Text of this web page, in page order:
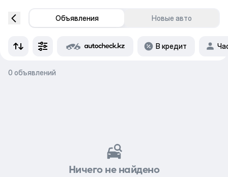
Объявления Новые авто
В кредит
0 объявлений
Ничего не найдено